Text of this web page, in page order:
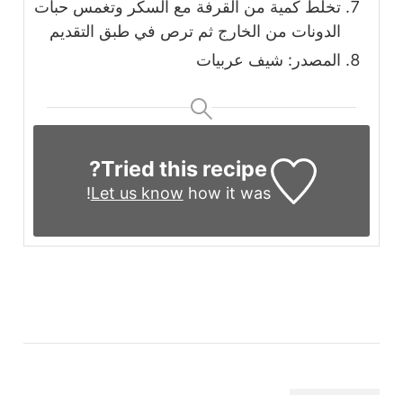
تخلط كمية من القرفة مع السكر وتغمس حبات
الدونات من الخارج ثم ترص في طبق التقديم
المصدر: شيف عربيات
Tried this recipe?
Let us know how it was!